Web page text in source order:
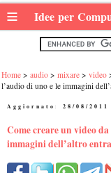
≡ Idee per
Home audio mixare video
l’audio di uno e le immagini
Aggiornato: 28/08/2011
Come creare un video
immagini dell’altro